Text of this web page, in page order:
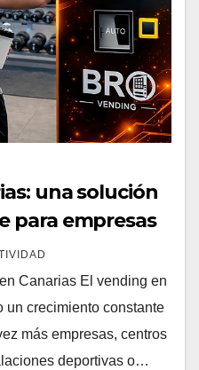
una solución
para empresas
Canarias El vending en
un crecimiento constante
más empresas, centros
deportivas o…